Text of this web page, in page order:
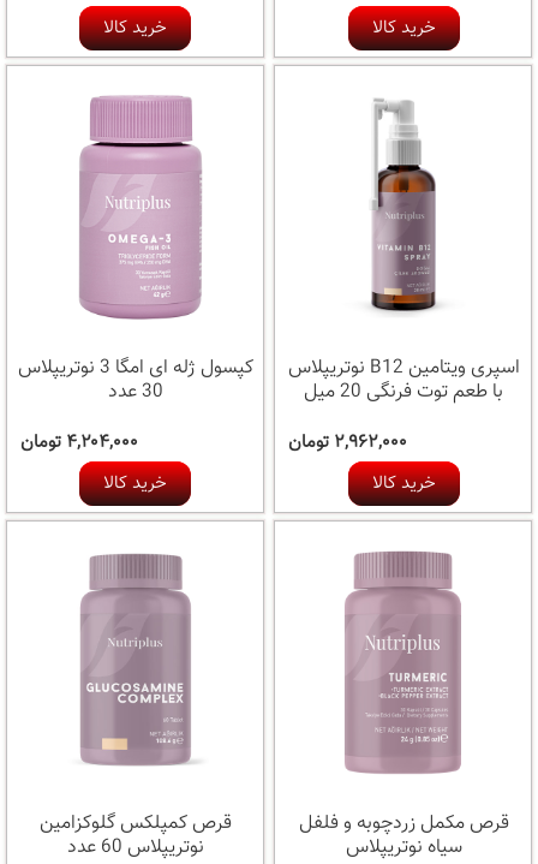
خرید کالا
خرید کالا
اسپری ویتامین B12 نوتریپلاس
با طعم توت فرنگی 20 میل
۲,۹۶۲,۰۰۰ تومان
خرید کالا
کپسول ژله ای امگا 3 نوتریپلاس
30 عدد
۴,۲۰۴,۰۰۰ تومان
خرید کالا
قرص مکمل زردچوبه و فلفل
سیاه نوتریپلاس
قرص کمپلکس گلوکزامین
نوتریپلاس 60 عدد